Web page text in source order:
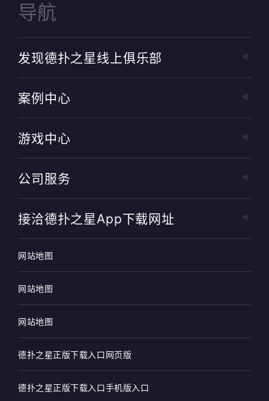
导航
发现德扑之星线上俱乐部
案例中心
游戏中心
公司服务
接洽德扑之星app下载网址
网站地图
网站地图
网站地图
德扑之星正版下载入口网页版
德扑之星正版下载入口手机版入口